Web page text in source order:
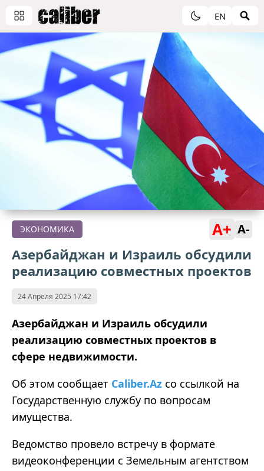
EN
ЭКОНОМИКА A+ A-
Азербайджан и Израиль обсудили
реализацию совместных проектов
24 Апреля 2025 17:42
Азербайджан и Израиль обсудили
реализацию совместных проектов в
сфере недвижимости.
Об этом сообщает Caliber.Az со ссылкой на
Государственную службу по вопросам
имущества.
Ведомство провело встречу в формате
видеоконференции с Земельным агентством